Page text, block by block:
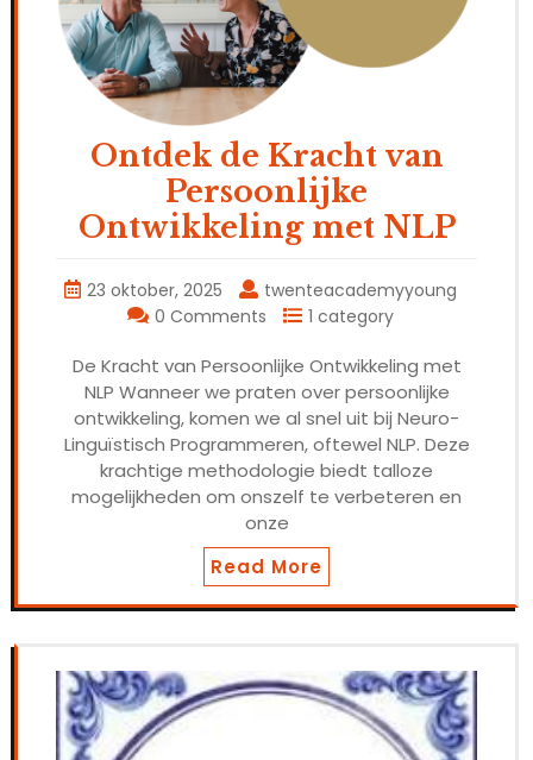
Ontdek de Kracht van
Persoonlijke
Ontwikkeling met NLP
23 oktober, 2025
twenteacademyyoung
0 Comments
1 category
De Kracht van Persoonlijke Ontwikkeling met
NLP Wanneer we praten over persoonlijke
ontwikkeling, komen we al snel uit bij Neuro-
Linguïstisch Programmeren, oftewel NLP. Deze
krachtige methodologie biedt talloze
mogelijkheden om onszelf te verbeteren en
onze
Read More